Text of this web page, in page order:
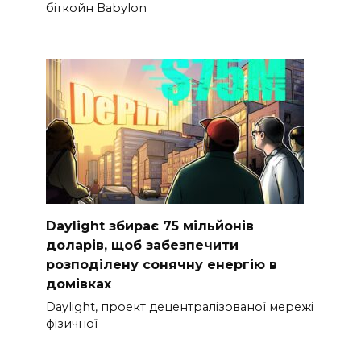
біткойн Babylon
Daylight збирає 75 мільйонів
доларів, щоб забезпечити
розподілену сонячну енергію в
домівках
Daylight, проект децентралізованої мережі
фізичної